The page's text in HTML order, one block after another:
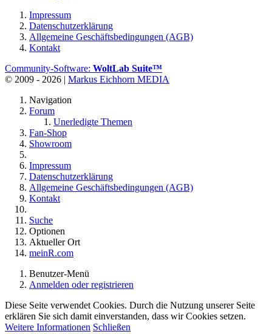
Impressum
Datenschutzerklärung
Allgemeine Geschäftsbedingungen (AGB)
Kontakt
Community-Software: WoltLab Suite™
© 2009 - 2026 | Markus Eichhorn MEDIA
Navigation
Forum
Unerledigte Themen
Fan-Shop
Showroom
Impressum
Datenschutzerklärung
Allgemeine Geschäftsbedingungen (AGB)
Kontakt
Suche
Optionen
Aktueller Ort
meinR.com
Benutzer-Menü
Anmelden oder registrieren
Diese Seite verwendet Cookies. Durch die Nutzung unserer Seite
erklären Sie sich damit einverstanden, dass wir Cookies setzen.
Weitere Informationen Schließen